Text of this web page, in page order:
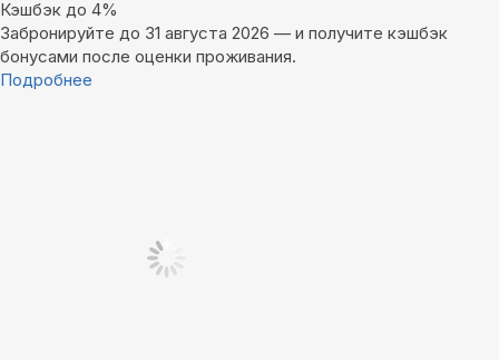
Кэшбэк до 4%
Забронируйте до 31 августа 2026 — и получите кэшбэк
бонусами после оценки проживания.
Подробнее